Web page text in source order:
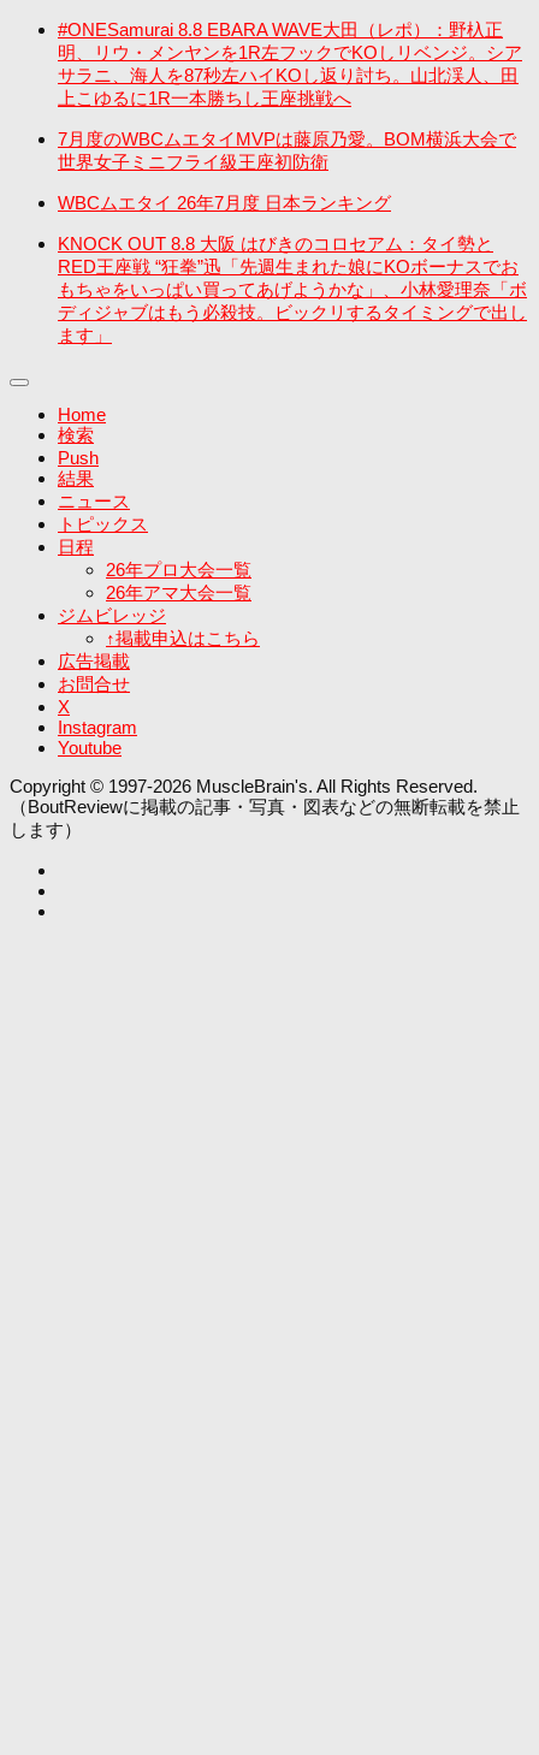
#ONESamurai 8.8 EBARA WAVE大田（レポ）：野杁正
明、リウ・メンヤンを1R左フックでKOしリベンジ。シア
サラニ、海人を87秒左ハイKOし返り討ち。山北渓人、田
上こゆるに1R一本勝ちし王座挑戦へ
7月度のWBCムエタイMVPは藤原乃愛。BOM横浜大会で
世界女子ミニフライ級王座初防衛
WBCムエタイ 26年7月度 日本ランキング
KNOCK OUT 8.8 大阪 はびきのコロセアム：タイ勢と
RED王座戦 “狂拳”迅「先週生まれた娘にKOボーナスでお
もちゃをいっぱい買ってあげようかな」、小林愛理奈「ボ
ディジャブはもう必殺技。ビックリするタイミングで出し
ます」
Home
検索
Push
結果
ニュース
トピックス
日程
26年プロ大会一覧
26年アマ大会一覧
ジムビレッジ
↑掲載申込はこちら
広告掲載
お問合せ
X
Instagram
Youtube
Copyright © 1997-2026 MuscleBrain's. All Rights Reserved.
（BoutReviewに掲載の記事・写真・図表などの無断転載を禁止
します）